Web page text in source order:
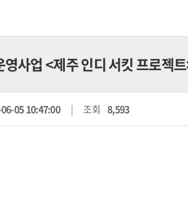
사업 <제주 인디 서킷 프로젝
05 10:47:00 조회 8,593